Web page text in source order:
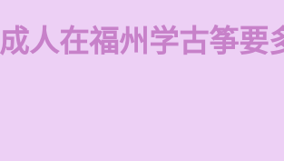
成人在福州学古筝要